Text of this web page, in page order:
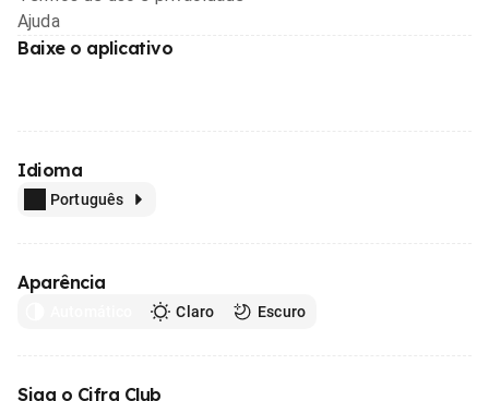
Ajuda
Baixe o aplicativo
Idioma
Português
Aparência
Claro Escuro
Siga o Cifra Club